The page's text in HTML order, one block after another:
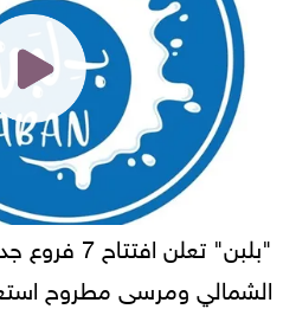
"بلبن" تعلن
الشمالي ومرسى مطروح